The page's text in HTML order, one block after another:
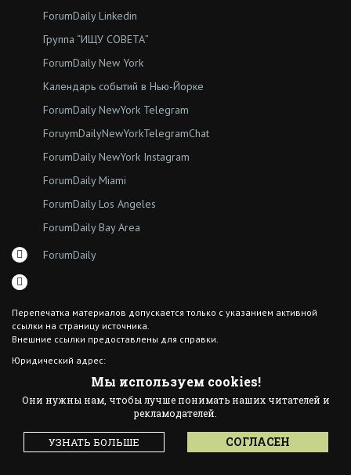
ForumDaily Linkedin
Группа “ИЩУ СОВЕТА”
ForumDaily New York
Календарь событий в Нью-Йорке
ForumDaily NewYork Telegram
ForuymDailyNewYorkTelegramChat
ForumDaily NewYork Instagram
ForumDaily Miami
ForumDaily Los Angeles
ForumDaily Bay Area
ForumDaily
Перепечатка материалов допускается только с указанием активной
ссылки на страницу источника.
Внешние ссылки предоставлены для справки.
Юридический адрес:
Brooklyn NY 11204
© 2015 ForumDaily inc.
Designed By иskra*
Мы используем cookies!
Они нужны нам, чтобы лучше понимать наших читателей и
рекламодателей.
УЗНАТЬ БОЛЬШЕ СОГЛАСЕН